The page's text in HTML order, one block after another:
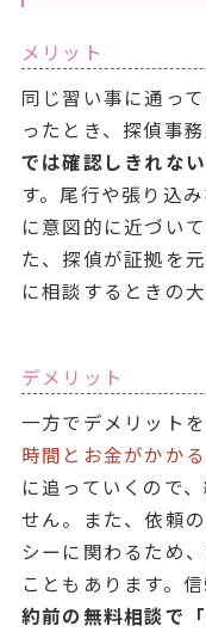
メリット
同じ習い事に通っ
ったとき、探偵事
では確認しきれな
す。尾行や張り込
に意図的に近づい
た、探偵が証拠を
に相談するときの
デメリット
一方でデメリット
時間とお金がかかる
に追っていくので
せん。また、依頼
シーに関わるため
こともあります。
約前の無料相談で